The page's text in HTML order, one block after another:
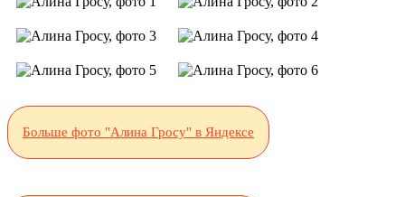
Больше фото "Алина Гросу" в Яндексе